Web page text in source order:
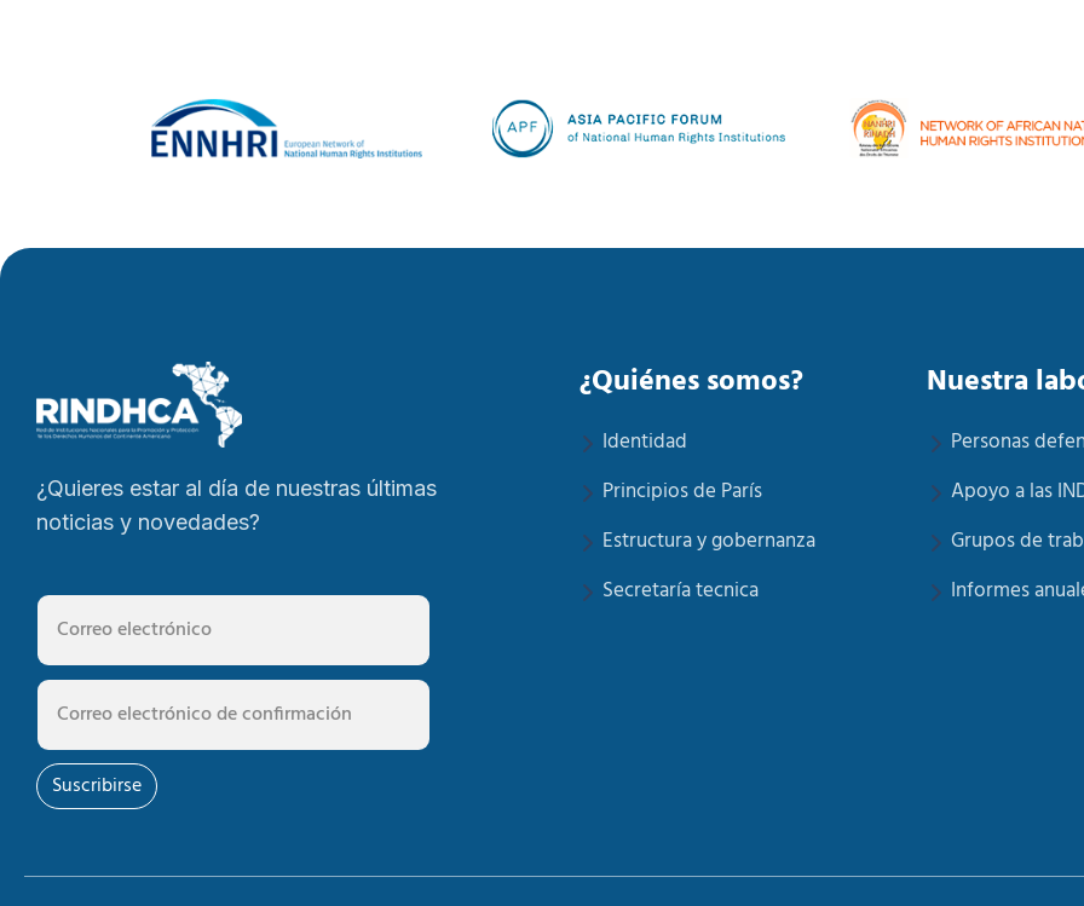
¿Quieres estar al día de nuestras últimas
noticias y novedades?
Suscribirse
¿Quiénes somos?
Identidad
Principios de París
Estructura y gobernanza
Secretaría tecnica
Nuestra
Personas
Apoyo a las
Grupos de
Informes